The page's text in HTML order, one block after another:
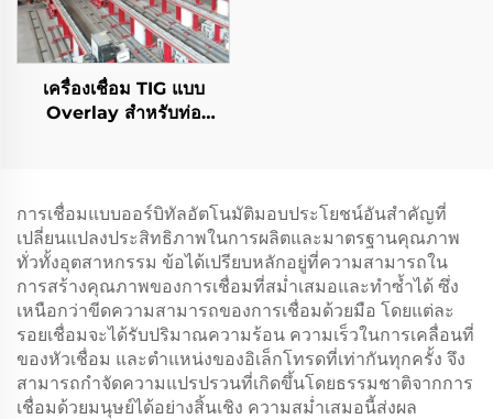
เครื่องเชื่อม TIG แบบ
Overlay สำหรับท่อ
การเชื่อมแบบออร์บิทัลอัตโนมัติมอบประโยชน์อันสำคัญที่
เปลี่ยนแปลงประสิทธิภาพในการผลิตและมาตรฐานคุณภาพ
ทั่วทั้งอุตสาหกรรม ข้อได้เปรียบหลักอยู่ที่ความสามารถใน
การสร้างคุณภาพของการเชื่อมที่สม่ำเสมอและทำซ้ำได้ ซึ่ง
เหนือกว่าขีดความสามารถของการเชื่อมด้วยมือ โดยแต่ละ
รอยเชื่อมจะได้รับปริมาณความร้อน ความเร็วในการเคลื่อนที่
ของหัวเชื่อม และตำแหน่งของอิเล็กโทรดที่เท่ากันทุกครั้ง จึง
สามารถกำจัดความแปรปรวนที่เกิดขึ้นโดยธรรมชาติจากการ
เชื่อมด้วยมนุษย์ได้อย่างสิ้นเชิง ความสม่ำเสมอนี้ส่งผล